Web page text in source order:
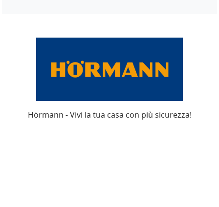
Hörmann - Vivi la tua casa con più sicurezza!